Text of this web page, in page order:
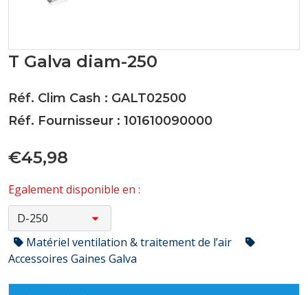
T Galva diam-250
Réf. Clim Cash : GALT02500
Réf. Fournisseur : 101610090000
€45,98
Egalement disponible en :
Matériel ventilation & traitement de l’air
Accessoires Gaines Galva